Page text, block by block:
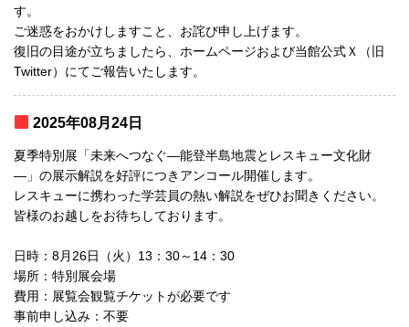
す。
ご迷惑をおかけしますこと、お詫び申し上げます。
復旧の目途が立ちましたら、ホームページおよび当館公式Ｘ（旧
Twitter）にてご報告いたします。
2025年08月24日
夏季特別展「未来へつなぐ―能登半島地震とレスキュー文化財
―」の展示解説を好評につきアンコール開催します。
レスキューに携わった学芸員の熱い解説をぜひお聞きください。
皆様のお越しをお待ちしております。
日時：8月26日（火）13：30～14：30
場所：特別展会場
費用：展覧会観覧チケットが必要です
事前申し込み：不要